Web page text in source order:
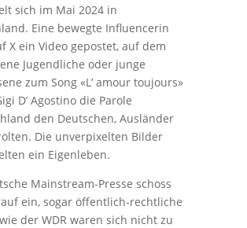
sich im Mai 2024 in
Eine bewegte Influencerin
X ein Video gepostet, auf dem
Jugendliche oder junge
zum Song «L’ amour toujours»
D’ Agostino die Parole
den Deutschen, Ausländer
Die unverpixelten Bilder
ein Eigenleben.
Mainstream-Presse schoss
ein, sogar öffentlich-rechtliche
der WDR waren sich nicht zu